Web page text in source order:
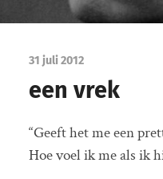
31 juli 2012
een vrek
“Geeft het me een
Hoe voel ik me als ik